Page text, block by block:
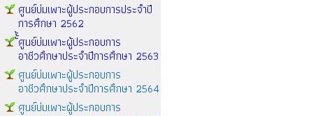
ศูนย์บ่มเพาะผู้ประกอบการประจำปี
การศึกษา 2562
้้้ศูนย์บ่มเพาะผู้ประกอบการ
อาชีวศึกษาประจำปีการศึกษา 2563
ศูนย์บ่มเพาะผู้ประกอบการ
อาชีวศึกษาประจำปีการศึกษา 2564
ศูนย์บ่มเพาะผู้ประกอบการ